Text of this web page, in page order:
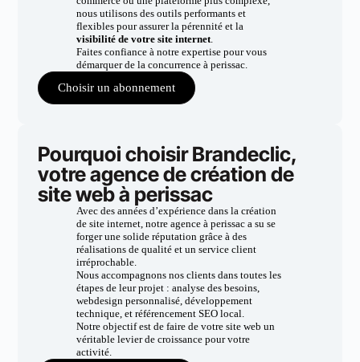
nous utilisons des outils performants et
flexibles pour assurer la pérennité et la
visibilité de votre site internet.
Faites confiance à notre expertise pour vous
démarquer de la concurrence à perissac.
Choisir un abonnement
Pourquoi choisir Brandeclic,
votre agence de création de
site web à perissac
Avec des années d’expérience dans la création
de site internet, notre agence à perissac a su se
forger une solide réputation grâce à des
réalisations de qualité et un service client
irréprochable.
Nous accompagnons nos clients dans toutes les
étapes de leur projet : analyse des besoins,
webdesign personnalisé, développement
technique, et référencement SEO local.
Notre objectif est de faire de votre site web un
véritable levier de croissance pour votre
activité.